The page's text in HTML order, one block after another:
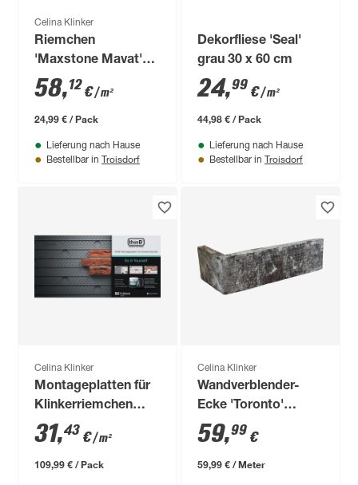
Celina Klinker
Riemchen
'Maxstone Mavat'
dunkelgrau
58,12€/ m²
24,99 € / Pack
Lieferung nach Hause
Bestellbar in Troisdorf
Dekorfliese 'Seal'
grau 30 x 60 cm
24,99 €/ m²
44,98 € / Pack
Lieferung nach Hause
Bestellbar in Troisdorf
Celina Klinker
Montageplatten für
Klinkerriemchen
59,5 x 121,5 cm 5-
teilig
31,43 €/ m²
109,99 € / Pack
Celina Klinker
Wandverblender-
Ecke 'Toronto'
rot/grau
59,99 €
59,99 € / Meter